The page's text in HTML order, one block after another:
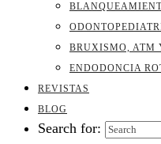
BRUXISMO, ATM
ENDODONCIA
REVISTAS
BLOG
Search for: